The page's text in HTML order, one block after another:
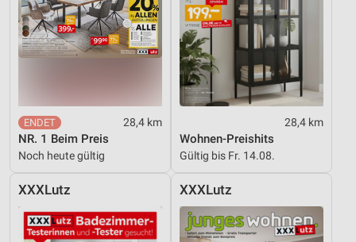
28,4 km
NR. 1 Beim Preis
Noch heute gültig
28,4 km
Wohnen-Preishits
Gültig bis Fr. 14.08.
XXXLutz XXXLutz